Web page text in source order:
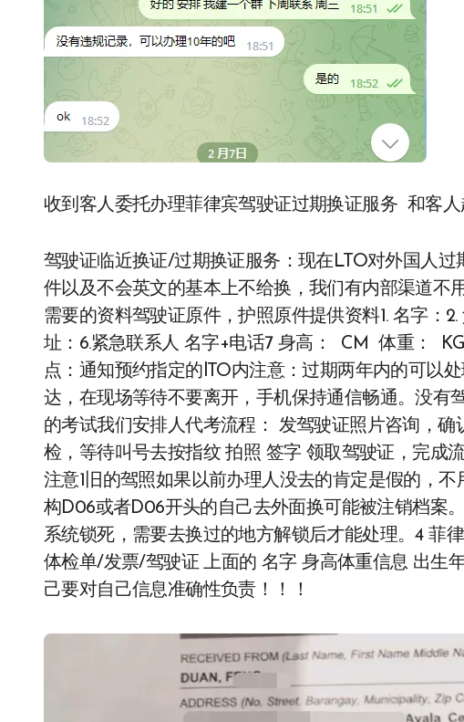
收到客人委托办理菲律宾驾驶证过期换证服务 和客
驾驶证临近换证/过期换证服务：现在LTO对外国人
件以及不会英文的基本上不给换，我们有内部渠道不
需要的资料驾驶证原件，护照原件提供资料1. 名字：
址：6.紧急联系人 名字+电话7 身高： CM 体重：
点：通知预约指定的lTO内注意：过期两年内的可以
达，在现场等待不要离开，手机保持通信畅通。没
的考试我们安排人代考流程： 发驾驶证照片咨询，
检，等待叫号去按指纹 拍照 签字 领取驾驶证，完成流
注意1旧的驾照如果以前办理人没去的肯定是假的，
构D06或者D06开头的自己去外面换可能被注销档案
系统锁死，需要去换过的地方解锁后才能处理。4 菲
体检单/发票/驾驶证 上面的 名字 身高体重信息 出生
己要对自己信息准确性负责！！！